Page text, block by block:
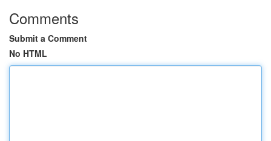
Comments
Submit a Comment
No HTML